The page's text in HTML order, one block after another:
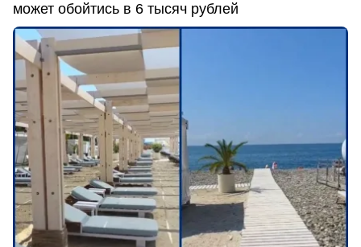
может обойтись в 6 тысяч рублей